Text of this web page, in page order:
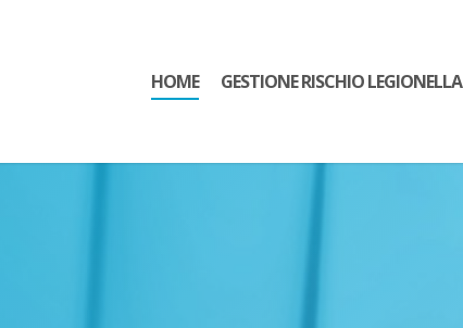
HOME GESTIONE RISCHIO LEGIONELLA